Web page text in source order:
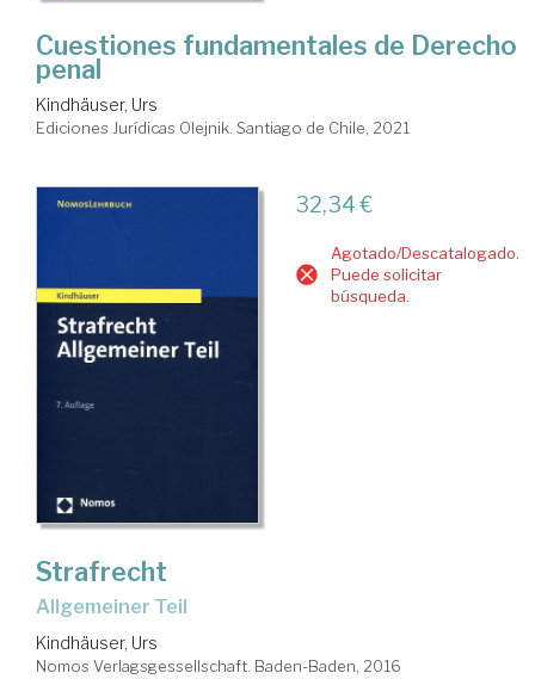
Cuestiones fundamentales de Derecho
penal
Kindhäuser, Urs
Ediciones Jurídicas Olejnik. Santiago de Chile, 2021
32,34 €
Agotado/Descatalogado.
Puede solicitar
búsqueda.
Strafrecht
Allgemeiner Teil
Kindhäuser, Urs
Nomos Verlagsgessellschaft. Baden-Baden, 2016